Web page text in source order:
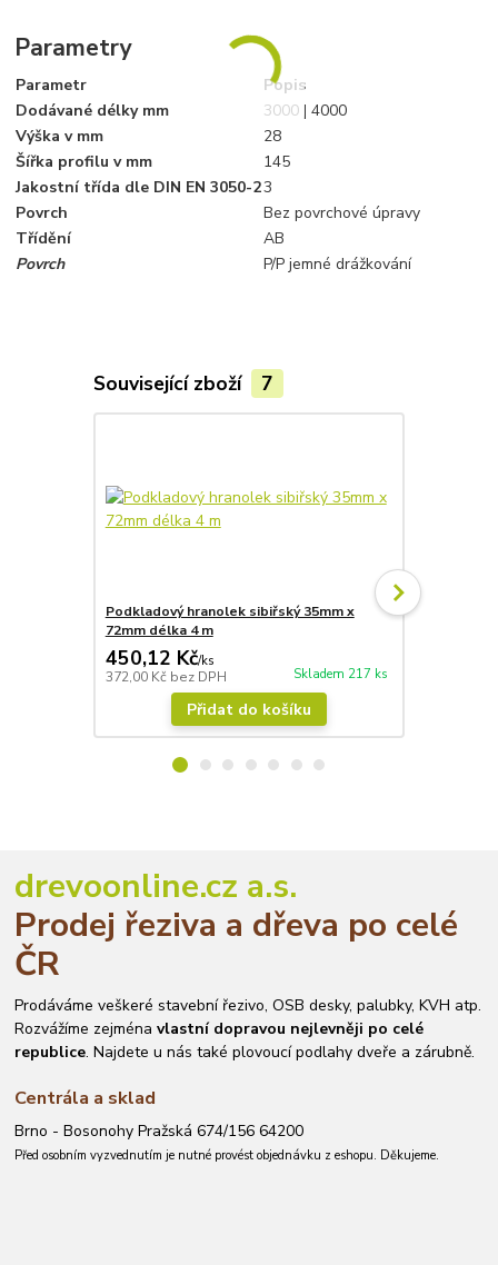
Parametry
Parametr
Popis
Dodávané délky mm
3000 | 4000
Výška v mm
28
Šířka profilu v mm
145
Jakostní třída dle DIN EN 3050-23
Povrch
Bez povrchové úpravy
Třídění
AB
Povrch
P/P jemné drážkování
Související zboží 7
Podkladový hranolek sibiřský 35mm x
72mm délka 4 m
450,12 Kč/ks
372,00 Kč bez DPH Skladem 217 ks
Přidat do košíku
Olej Adler
drevoonline.cz a.s.
Prodej řeziva a dřeva po celé
ČR
Prodáváme veškeré stavební řezivo, OSB desky, palubky, KVH atp.
Rozvážíme zejménavlastní dopravou nejlevněji po celé
republice. Najdete u nás také plovoucí podlahy dveře a zárubně.
Centrála a sklad
Brno - Bosonohy Pražská 674/156 64200
Před osobním vyzvednutím je nutné provést objednávku z eshopu. Děkujeme.